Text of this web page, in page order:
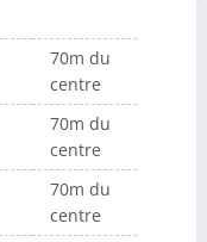
70m du
centre
70m du
centre
70m du
centre